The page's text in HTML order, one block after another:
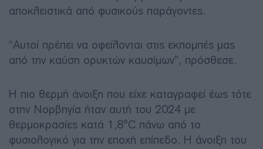
αποκλειστικά από φυσικούς παράγοντες.
“Αυτοί πρέπει να οφείλονται στις εκπομπές μας
από την καύση ορυκτών καυσίμων”, πρόσθεσε.
Η πιο θερμή άνοιξη που είχε καταγραφεί έως τότε
στην Νορβηγία ήταν αυτή του 2024 με
θερμοκρασίες κατά 1,8°C πάνω από το
φυσιολογικό για την εποχή επίπεδο. Η άνοιξη του